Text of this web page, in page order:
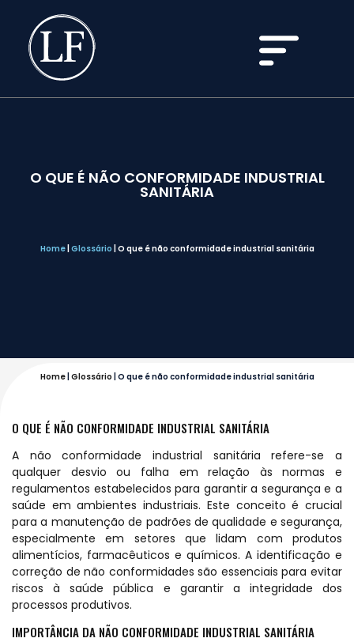
O QUE É NÃO CONFORMIDADE INDUSTRIAL
SANITÁRIA
Home| Glossário O que é não conformidade industrial sanitária
Home| Glossário O que é não conformidade industrial sanitária
O QUE É NÃO CONFORMIDADE INDUSTRIAL SANITÁRIA
A não conformidade industrial sanitária refere-se a
qualquer desvio ou falha em relação às normas e
regulamentos estabelecidos para garantir a segurança e a
saúde em ambientes industriais. Este conceito é crucial
para a manutenção de padrões de qualidade e segurança,
especialmente em setores que lidam com produtos
alimentícios, farmacêuticos e químicos. A identificação e
correção de não conformidades são essenciais para evitar
riscos à saúde pública e garantir a integridade dos
processos produtivos.
IMPORTÂNCIA DA NÃO CONFORMIDADE INDUSTRIAL SANITÁRIA